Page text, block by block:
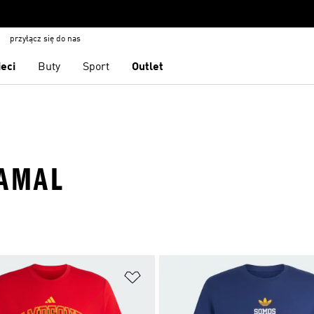
przyłącz się do nas
Buty Sport Outlet
Dodaj do listy życzeń